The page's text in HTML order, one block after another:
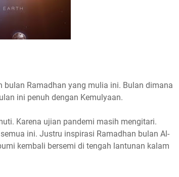
bulan Ramadhan yang mulia ini. Bulan dimana
ini penuh dengan Kemulyaan.
Karena ujian pandemi masih mengitari.
ini. Justru inspirasi Ramadhan bulan Al-
kembali bersemi di tengah lantunan kalam